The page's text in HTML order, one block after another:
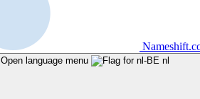
Open language menu nl